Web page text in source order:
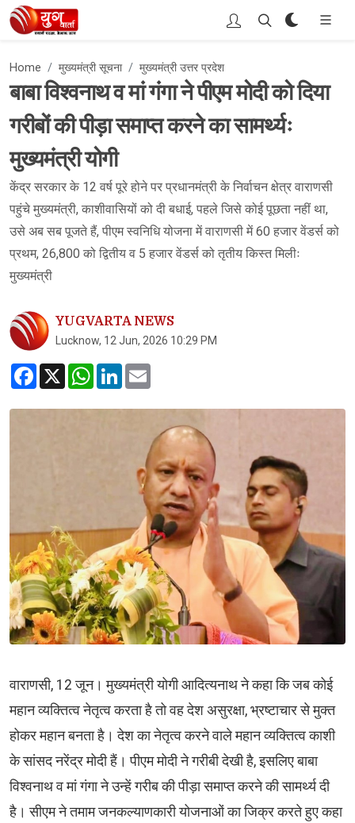
Home मुख्यमंत्री सूचना मुख्यमंत्री उत्तर प्रदेश
बाबा विश्वनाथ व मां गंगा ने पीएम मोदी को दिया
गरीबों की पीड़ा समाप्त करने का सामर्थ्यः
मुख्यमंत्री योगी
केंद्र सरकार के 12 वर्ष पूरे होने पर प्रधानमंत्री के निर्वाचन क्षेत्र वाराणसी
पहुंचे मुख्यमंत्री, काशीवासियों को दी बधाई, पहले जिसे कोई पूछता नहीं था,
उसे अब सब पूजते हैं, पीएम स्वनिधि योजना में वाराणसी में 60 हजार वेंडर्स को
प्रथम, 26,800 को द्वितीय व 5 हजार वेंडर्स को तृतीय किस्त मिलीः
मुख्यमंत्री
YUGVARTA NEWS
Lucknow, 12 Jun, 2026 10:29 PM
Facebook
X WhatsApp
LinkedIn
वाराणसी, 12 जून। मुख्यमंत्री योगी आदित्यनाथ ने कहा कि जब कोई
महान व्यक्तित्व नेतृत्व करता है तो वह देश असुरक्षा, भ्रष्टाचार से मुक्त
होकर महान बनता है। देश का नेतृत्व करने वाले महान व्यक्तित्व काशी
के सांसद नरेंद्र मोदी हैं। पीएम मोदी ने गरीबी देखी है, इसलिए बाबा
विश्वनाथ व मां गंगा ने उन्हें गरीब की पीड़ा समाप्त करने की सामर्थ्य दी
है। सीएम ने तमाम जनकल्याणकारी योजनाओं का जिक्र करते हुए कहा